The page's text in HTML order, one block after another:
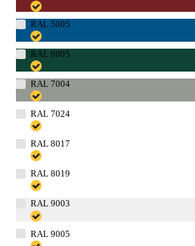
RAL 5005
RAL 6005
RAL 7004
RAL 7024
RAL 8017
RAL 8019
RAL 9003
RAL 9005